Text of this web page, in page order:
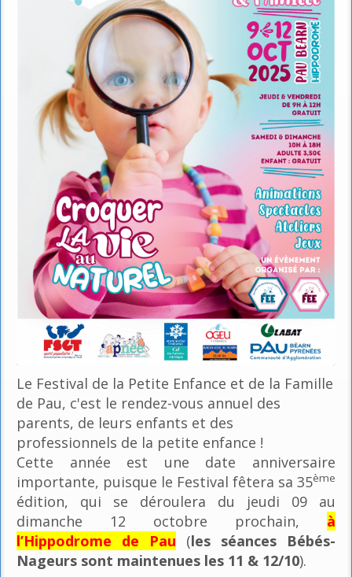
Le Festival de la Petite Enfance et de la Famille
de Pau, c'est le rendez-vous annuel des
parents, de leurs enfants et des
professionnels de la petite enfance !
Cette année est une date anniversaire
importante, puisque le Festival fêtera sa 35ème
édition, qui se déroulera du jeudi 09 au
dimanche 12 octobre prochain, à
l’Hippodrome de Pau (les séances Bébés-
Nageurs sont maintenues les 11 & 12/10).